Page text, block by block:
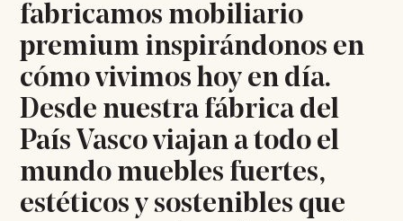
fabricamos mobiliario
premium inspirándonos en
cómo vivimos hoy en dí­a.
Desde nuestra fábrica del
País Vasco viajan a todo el
mundo muebles fuertes,
estéticos y sostenibles que